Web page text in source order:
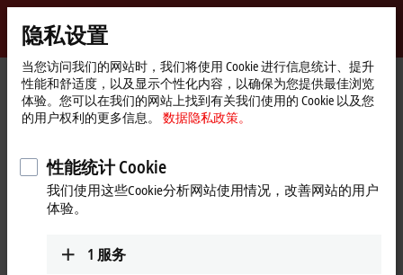
Beckhoff
-
自
动
化
技
术
Start
page
产品 I/O 测量互感器 SVL1xxx | 低功率电压互感器
SVL1xxx | 低功率电压互感器
产品概览表 产品搜索器
SVL1xxx 三相测量系统配备 RJ45 接口，可以同步采集一次侧三
相电压。其 333 mV 输出信号设计具有双重优势：既能够通过跳
隐私设置
当您访问我们的网站时，我们将使用 Cookie 进行信息统计、提升
性能和舒适度，以及显示个性化内容，以确保为您提供最佳浏览
体验。您可以在我们的网站上找到有关我们使用的 Cookie 以及您
的用户权利的更多信息。
数据隐私政策。
性能统计 Cookie
我们使用这些Cookie分析网站使用情况，改善网站的用户
体验。
1 服务